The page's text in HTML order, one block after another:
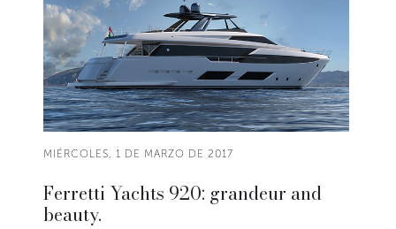
MIÉRCOLES, 1 DE MARZO DE 2017
Ferretti Yachts 920: grandeur and
beauty.